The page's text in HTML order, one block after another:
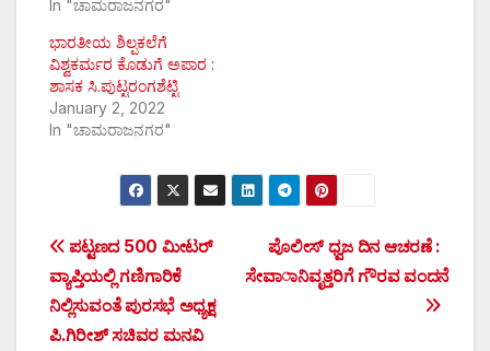
In "ಚಾಮರಾಜನಗರ"
ಭಾರತೀಯ ಶಿಲ್ಪಕಲೆಗೆ
ವಿಶ್ವಕರ್ಮರ ಕೊಡುಗೆ ಅಪಾರ :
ಶಾಸಕ ಸಿ.ಪುಟ್ಟರಂಗಶೆಟ್ಟಿ
January 2, 2022
In "ಚಾಮರಾಜನಗರ"
Post
navigation
ಪೊಲೀಸ್ ಧ್ವಜ ದಿನ ಆಚರಣೆ :
ಸೇವಾನಿವೃತ್ತರಿಗೆ ಗೌರವ ವಂದನೆ
ಪಟ್ಟಣದ 500 ಮೀಟರ್
ವ್ಯಾಪ್ತಿಯಲ್ಲಿ ಗಣಿಗಾರಿಕೆ
ನಿಲ್ಲಿಸುವಂತೆ ಪುರಸಭೆ ಅಧ್ಯಕ್ಷ
ಪಿ.ಗಿರೀಶ್ ಸಚಿವರ ಮನವಿ